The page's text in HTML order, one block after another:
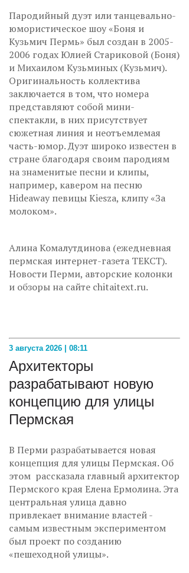
Пародийный дуэт или танцевально-
юмористическое шоу «Боня и
Кузьмич Пермь» был создан в 2005-
2006 годах Юлией Стариковой (Боня)
и Михаилом Кузьминых (Кузьмич).
Оригинальность коллектива
заключается в том, что номера
представляют собой мини-
спектакли, в них присутствует
сюжетная линия и неотъемлемая
часть-юмор. Дуэт широко известен в
стране благодаря своим пародиям
на знаменитые песни и клипы,
например, кавером на песню
Hideaway певицы Kiesza, клипу «За
молоком».
Алина Комалутдинова (ежедневная
пермская интернет-газета ТЕКСТ).
Новости Перми, авторские колонки
и обзоры на сайте chitaitext.ru.
3 августа 2026 | 08:11
Архитекторы
разрабатывают новую
концепцию для улицы
Пермская
В Перми разрабатывается новая
концепция для улицы Пермская. Об
этом рассказала главный архитектор
Пермского края Елена Ермолина. Эта
центральная улица давно
привлекает внимание властей -
самым известным экспериментом
был проект по созданию
«пешеходной улицы».